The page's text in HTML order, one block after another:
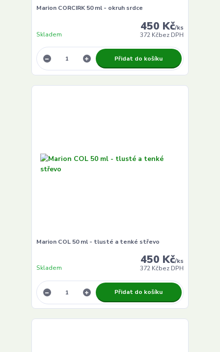
Marion CORCIRK 50 ml - okruh srdce
450 Kč/ks
372 Kčbez DPH
Skladem
Přidat do košíku
Marion COL 50 ml - tlusté a tenké střevo
450 Kč/ks
372 Kčbez DPH
Skladem
Přidat do košíku